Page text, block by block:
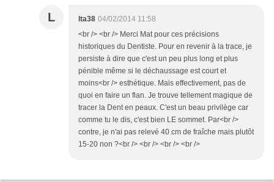
L lta38 04/02/2014 11:58
<br /> <br /> Merci Mat pour ces précisions
historiques du Dentiste. Pour en revenir à la trace, je
persiste à dire que c'est un peu plus long et plus
pénible même si le déchaussage est court et
moins<br /> esthétique. Mais effectivement, pas de
quoi en faire un flan. Je trouve tellement magique de
tracer la Dent en peaux. C'est un beau privilège car
comme tu le dis, c'est bien LE sommet. Par<br />
contre, je n'ai pas relevé 40 cm de fraîche mais plutôt
15-20 non ?<br /> <br /> <br /> <br />